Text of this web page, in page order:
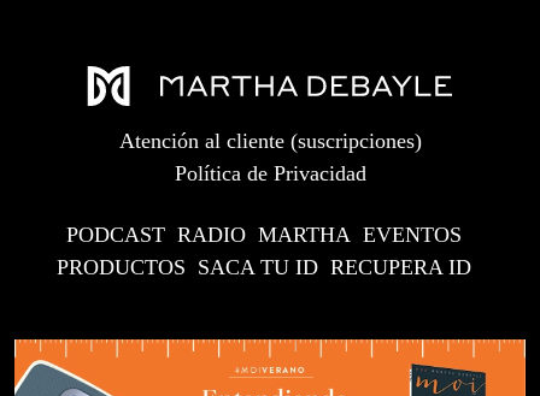
Atención al cliente (suscripciones)
Política de Privacidad
PODCAST RADIO MARTHA EVENTOS
PRODUCTOS SACA TU ID RECUPERA ID